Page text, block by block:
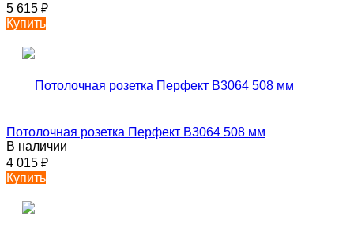
5 615 ₽
Купить
Потолочная розетка Перфект B3064 508 мм
В наличии
4 015 ₽
Купить